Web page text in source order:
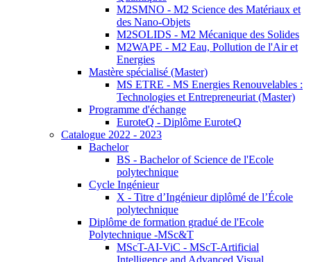
M2SMNO - M2 Science des Matériaux et
des Nano-Objets
M2SOLIDS - M2 Mécanique des Solides
M2WAPE - M2 Eau, Pollution de l'Air et
Energies
Mastère spécialisé (Master)
MS ETRE - MS Energies Renouvelables :
Technologies et Entrepreneuriat (Master)
Programme d'échange
EuroteQ - Diplôme EuroteQ
Catalogue 2022 - 2023
Bachelor
BS - Bachelor of Science de l'Ecole
polytechnique
Cycle Ingénieur
X - Titre d’Ingénieur diplômé de l’École
polytechnique
Diplôme de formation gradué de l'Ecole
Polytechnique -MSc&T
MScT-AI-ViC - MScT-Artificial
Intelligence and Advanced Visual